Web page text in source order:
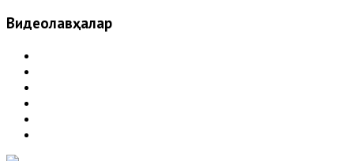
Видеолавҳалар